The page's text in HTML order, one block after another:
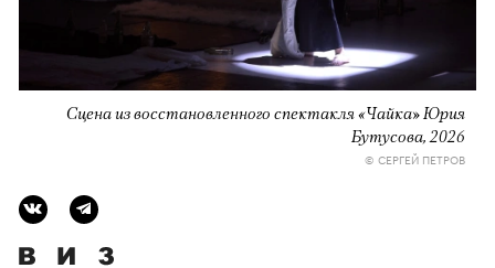
Сцена из восстановленного спектакля «Чайка» Юрия
Бутусова, 2026
© СЕРГЕЙ ПЕТРОВ